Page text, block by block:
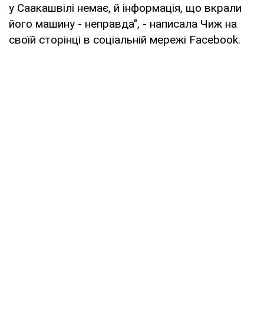
у Саакашвілі немає, й інформація, що вкрали
його машину - неправда", - написала Чиж на
своїй сторінці в соціальній мережі Facebook.